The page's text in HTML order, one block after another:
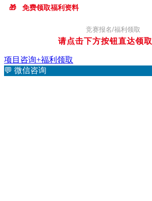
🎁 免费领取福利资料
竞赛报名/福利领取
请点击下方按钮直达领取
项目咨询+福利领取
💬 微信咨询